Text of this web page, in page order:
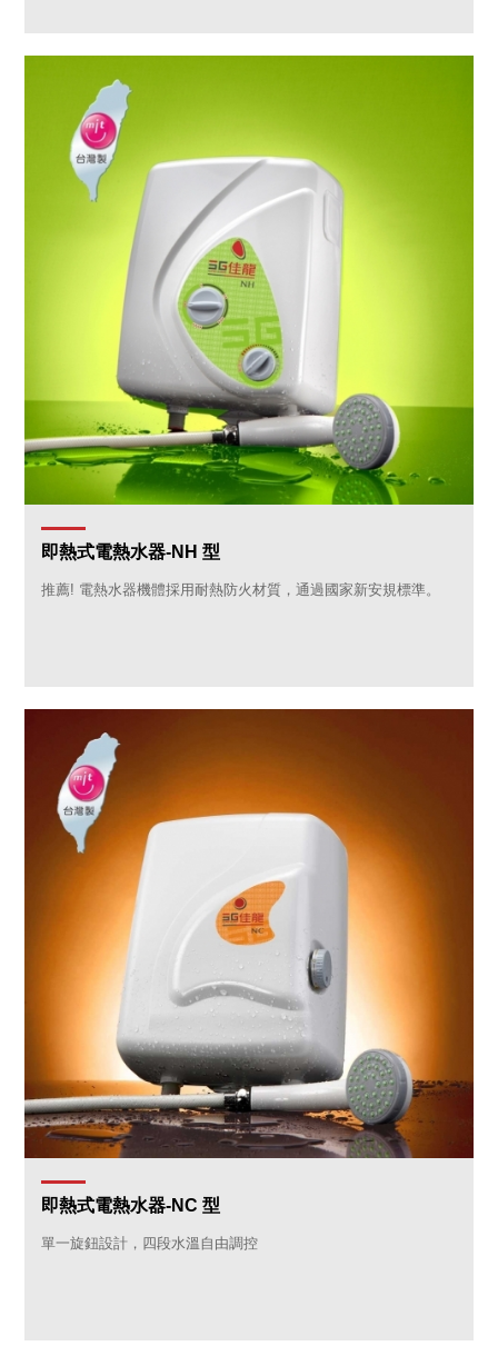
即熱式電熱水器-NH 型
推薦! 電熱水器機體採用耐熱防火材質，通過國家新安規標準。
即熱式電熱水器-NC 型
單一旋鈕設計，四段水溫自由調控